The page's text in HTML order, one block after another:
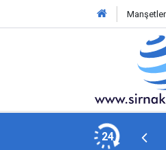
Manşetler
24
Kur’an Kursu Öğrencileriyle